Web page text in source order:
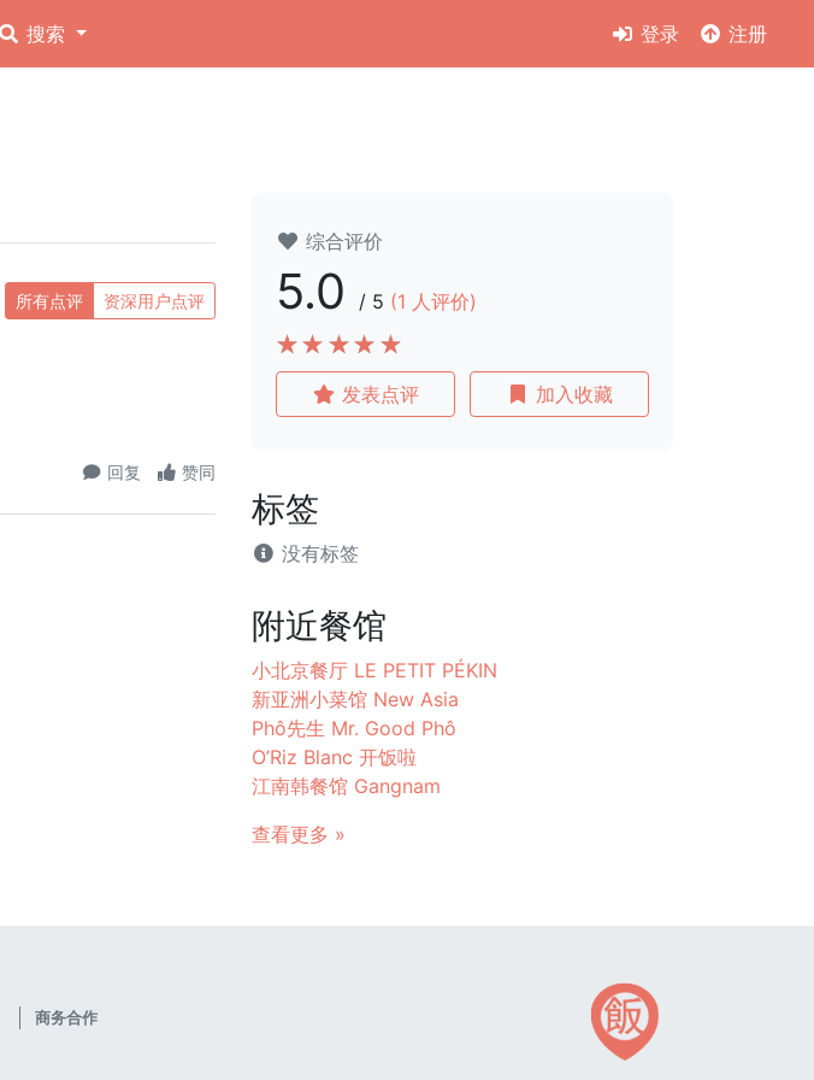
搜索 登录 注册
所有点评 资深用户点评
回复 赞同
综合评价
5.0 / 5 (1 人评价)
发表点评 加入收藏
标签
没有标签
附近餐馆
小北京餐厅 LE PETIT PÉKIN
新亚洲小菜馆 New Asia
Phô先生 Mr. Good Phô
O’Riz Blanc 开饭啦
江南韩餐馆 Gangnam
查看更多 »
商务合作